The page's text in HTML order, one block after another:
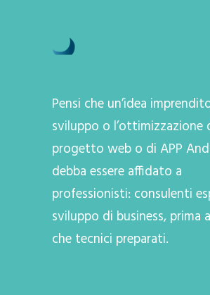
Pensi che un’idea
sviluppo o l’ottimizzazione
progetto web o di APP
debba essere affidato a
professionisti: consulenti
sviluppo di business, prima
che tecnici preparati.